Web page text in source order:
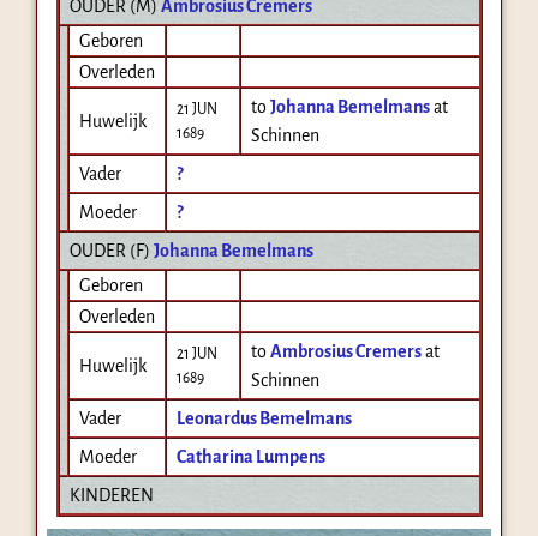
OUDER (M) Ambrosius Cremers
Geboren
Overleden
Huwelijk
21 JUN
1689
toJohanna Bemelmans at
Schinnen
Vader
?
Moeder
?
OUDER (F) Johanna Bemelmans
Geboren
Overleden
Huwelijk
21 JUN
1689
toAmbrosius Cremers at
Schinnen
Vader
Leonardus Bemelmans
Moeder
Catharina Lumpens
KINDEREN